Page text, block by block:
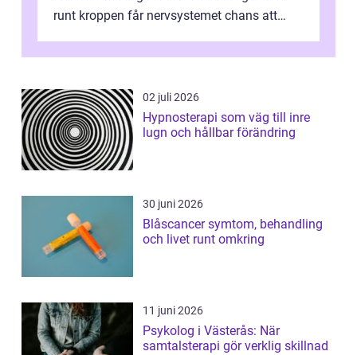
runt kroppen får nervsystemet chans att
02 juli 2026
Hypnosterapi som väg till inre
lugn och hållbar förändring
30 juni 2026
Blåscancer symtom, behandling
och livet runt omkring
11 juni 2026
Psykolog i Västerås: När
samtalsterapi gör verklig skillnad